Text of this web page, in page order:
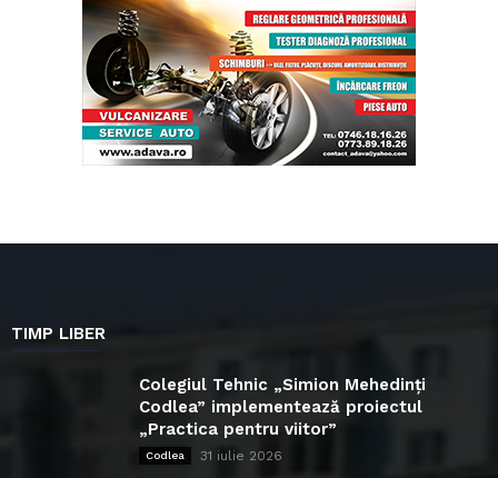
TIMP LIBER
Colegiul Tehnic „Simion Mehedinți
Codlea” implementează proiectul
„Practica pentru viitor”
Codlea 31 iulie 2026